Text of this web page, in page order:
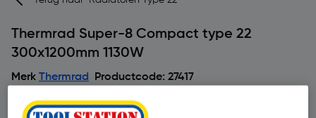
Thermrad Super-8 Compact type 22
300x1200mm 1130W
Merk Thermrad Productcode: 27417